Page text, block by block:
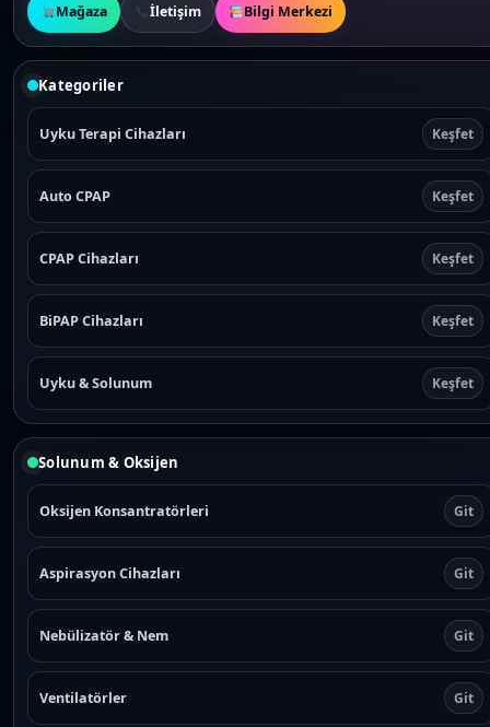
Mağaza İletişim Bilgi Merkezi
Kategoriler
Uyku Terapi Cihazları Keşfet
Auto CPAP Keşfet
CPAP Cihazları Keşfet
BiPAP Cihazları Keşfet
Uyku & Solunum Keşfet
Solunum & Oksijen
Oksijen Konsantratörleri Git
Aspirasyon Cihazları Git
Nebülizatör & Nem Git
Ventilatörler Git